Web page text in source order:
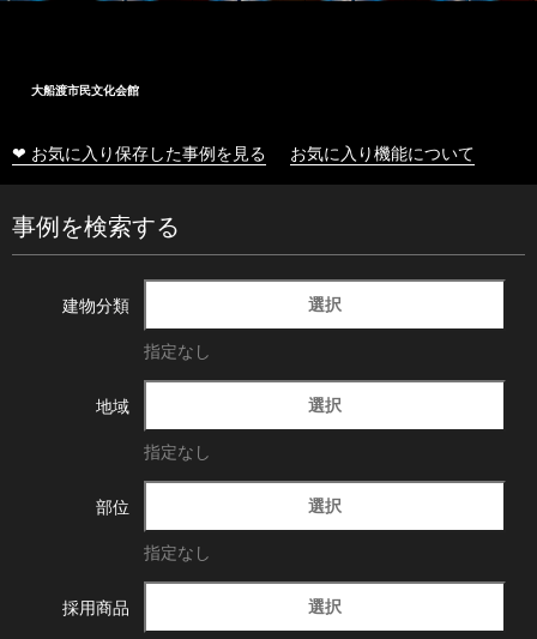
大船渡市民文化会館
❤ お気に入り保存した事例を見る お気に入り機能について
事例を検索する
建物分類 選択
指定なし
地域 選択
指定なし
部位 選択
指定なし
採用商品 選択